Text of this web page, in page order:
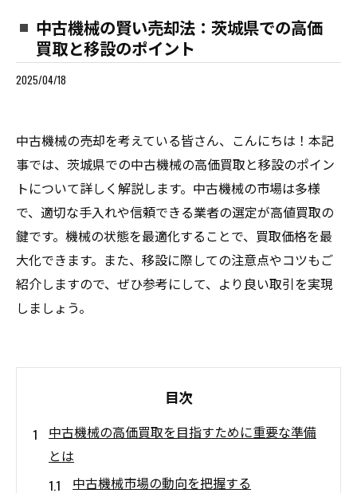
中古機械の賢い売却法：茨城県での高価
買取と移設のポイント
2025/04/18
中古機械の売却を考えている皆さん、こんにちは！本記
事では、茨城県での中古機械の高価買取と移設のポイン
トについて詳しく解説します。中古機械の市場は多様
で、適切な手入れや信頼できる業者の選定が高値買取の
鍵です。機械の状態を最適化することで、買取価格を最
大化できます。また、移設に際しての注意点やコツもご
紹介しますので、ぜひ参考にして、より良い取引を実現
しましょう。
目次
中古機械の高価買取を目指すために重要な準備
とは
中古機械市場の動向を把握する